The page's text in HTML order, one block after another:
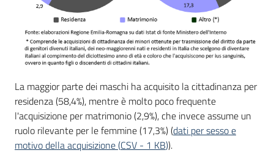
La maggior parte dei maschi ha acquisito la cittadinanza per
residenza (58,4%), mentre è molto poco frequente
l'acquisizione per matrimonio (2,9%), che invece assume un
ruolo rilevante per le femmine (17,3%) (dati per sesso e
motivo della acquisizione(CSV - 1 KB)).